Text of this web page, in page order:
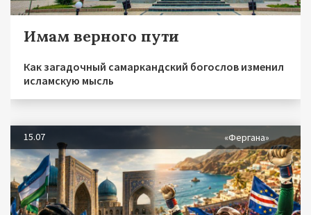
Имам верного пути
Как загадочный самаркандский богослов изменил
исламскую мысль
15.07 «Фергана»